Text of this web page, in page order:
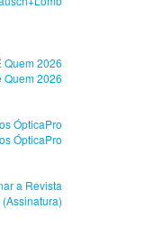
Quem 2026
ÓpticaPro